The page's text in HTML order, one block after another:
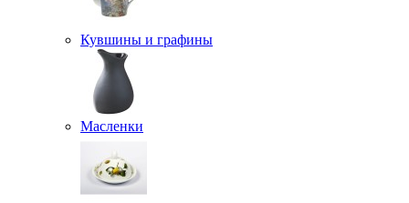
Кувшины и графины
Масленки